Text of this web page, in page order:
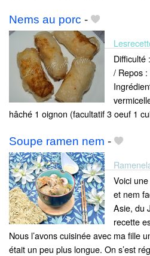
Nems au porc -
Difficulté
/ Repos
hâché 1 oignon (facultatif 3 oeuf 1
Soupe ramen nem -
Voici
et nem
Asie, du
recette
Nous l’avons cuisinée avec ma fille
était un peu plus longue. On s’est